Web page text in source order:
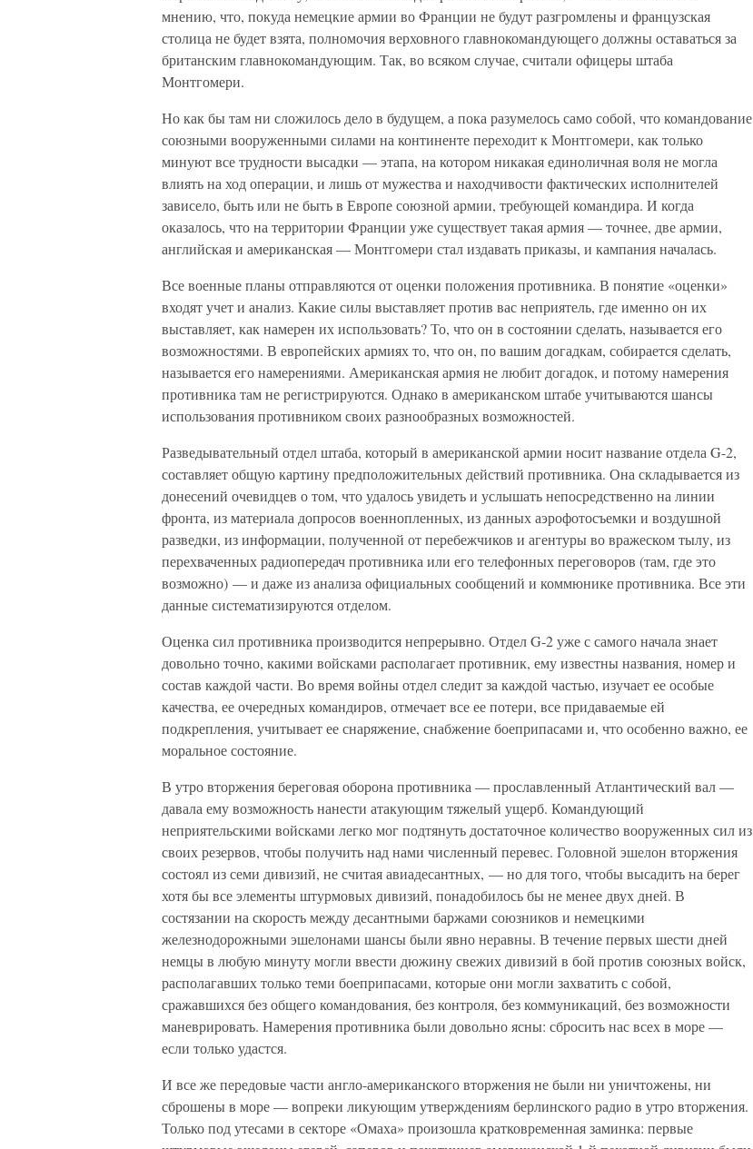
мнению, что, покуда немецкие армии во Франции не будут разгромлены и французская
столица не будет взята, полномочия верховного главнокомандующего должны оставаться за
британским главнокомандующим. Так, во всяком случае, считали офицеры штаба
Монтгомери.
Но как бы там ни сложилось дело в будущем, а пока разумелось само собой, что командование
союзными вооруженными силами на континенте переходит к Монтгомери, как только
минуют все трудности высадки — этапа, на котором никакая единоличная воля не могла
влиять на ход операции, и лишь от мужества и находчивости фактических исполнителей
зависело, быть или не быть в Европе союзной армии, требующей командира. И когда
оказалось, что на территории Франции уже существует такая армия — точнее, две армии,
английская и американская — Монтгомери стал издавать приказы, и кампания началась.
Все военные планы отправляются от оценки положения противника. В понятие «оценки»
входят учет и анализ. Какие силы выставляет против вас неприятель, где именно он их
выставляет, как намерен их использовать? То, что он в состоянии сделать, называется его
возможностями. В европейских армиях то, что он, по вашим догадкам, собирается сделать,
называется его намерениями. Американская армия не любит догадок, и потому намерения
противника там не регистрируются. Однако в американском штабе учитываются шансы
использования противником своих разнообразных возможностей.
Разведывательный отдел штаба, который в американской армии носит название отдела G-2,
составляет общую картину предположительных действий противника. Она складывается из
донесений очевидцев о том, что удалось увидеть и услышать непосредственно на линии
фронта, из материала допросов военнопленных, из данных аэрофотосъемки и воздушной
разведки, из информации, полученной от перебежчиков и агентуры во вражеском тылу, из
перехваченных радиопередач противника или его телефонных переговоров (там, где это
возможно) — и даже из анализа официальных сообщений и коммюнике противника. Все эти
данные систематизируются отделом.
Оценка сил противника производится непрерывно. Отдел G-2 уже с самого начала знает
довольно точно, какими войсками располагает противник, ему известны названия, номер и
состав каждой части. Во время войны отдел следит за каждой частью, изучает ее особые
качества, ее очередных командиров, отмечает все ее потери, все придаваемые ей
подкрепления, учитывает ее снаряжение, снабжение боеприпасами и, что особенно важно, ее
моральное состояние.
В утро вторжения береговая оборона противника — прославленный Атлантический вал —
давала ему возможность нанести атакующим тяжелый ущерб. Командующий
неприятельскими войсками легко мог подтянуть достаточное количество вооруженных сил из
своих резервов, чтобы получить над нами численный перевес. Головной эшелон вторжения
состоял из семи дивизий, не считая авиадесантных, — но для того, чтобы высадить на берег
хотя бы все элементы штурмовых дивизий, понадобилось бы не менее двух дней. В
состязании на скорость между десантными баржами союзников и немецкими
железнодорожными эшелонами шансы были явно неравны. В течение первых шести дней
немцы в любую минуту могли ввести дюжину свежих дивизий в бой против союзных войск,
располагавших только теми боеприпасами, которые они могли захватить с собой,
сражавшихся без общего командования, без контроля, без коммуникаций, без возможности
маневрировать. Намерения противника были довольно ясны: сбросить нас всех в море —
если только удастся.
И все же передовые части англо-американского вторжения не были ни уничтожены, ни
сброшены в море — вопреки ликующим утверждениям берлинского радио в утро вторжения.
Только под утесами в секторе «Омаха» произошла кратковременная заминка: первые